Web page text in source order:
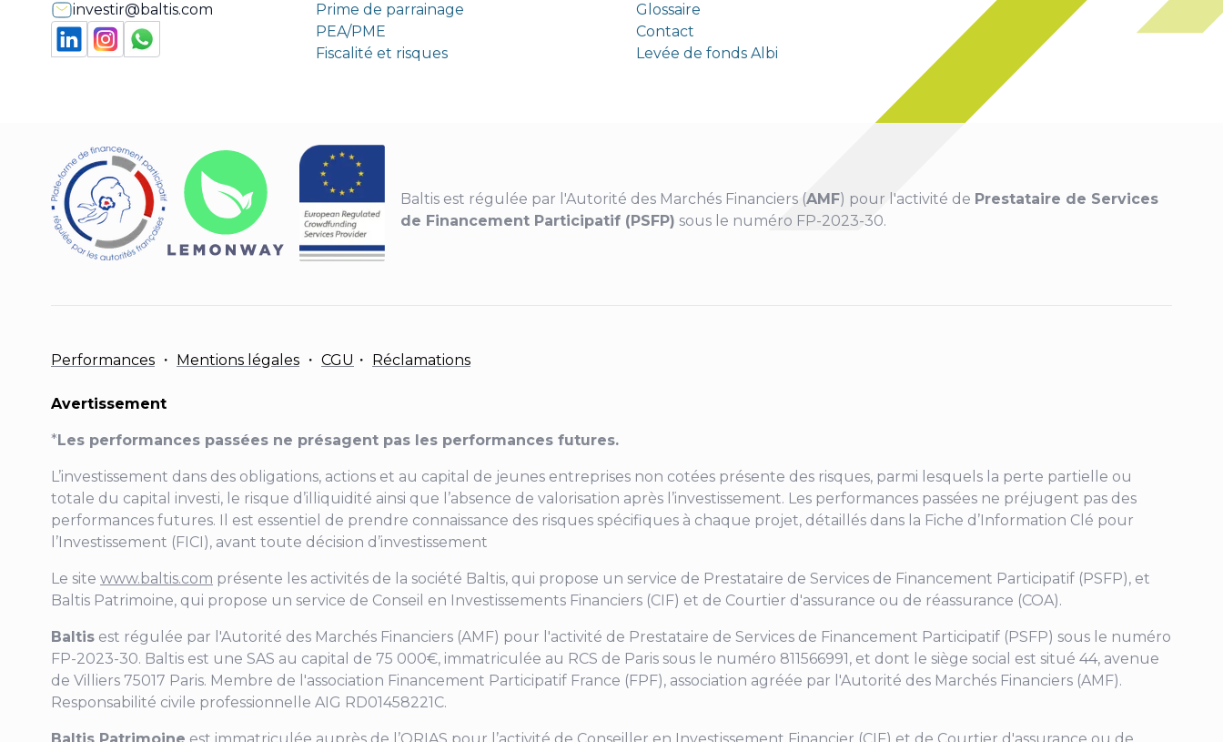
investir@baltis.com
Prime de parrainage
PEA/PME
Fiscalité et risques
Glossaire
Contact
Levée de fonds Albi
Baltis est régulée par l'Autorité des Marchés Financiers (AMF) pour l'activité de Prestataire de Services
de Financement Participatif (PSFP) sous le numéro FP-2023-30.
Performances ・ Mentions légales ・ CGU ・ Réclamations
Avertissement
*Les performances passées ne présagent pas les performances futures.
L’investissement dans des obligations, actions et au capital de jeunes entreprises non cotées présente des risques, parmi lesquels la perte partielle ou
totale du capital investi, le risque d’illiquidité ainsi que l’absence de valorisation après l’investissement. Les performances passées ne préjugent pas des
performances futures. Il est essentiel de prendre connaissance des risques spécifiques à chaque projet, détaillés dans la Fiche d’Information Clé pour
l’Investissement (FICI), avant toute décision d’investissement
Le site www.baltis.com présente les activités de la société Baltis, qui propose un service de Prestataire de Services de Financement Participatif (PSFP), et
Baltis Patrimoine, qui propose un service de Conseil en Investissements Financiers (CIF) et de Courtier d'assurance ou de réassurance (COA).
Baltis est régulée par l'Autorité des Marchés Financiers (AMF) pour l'activité de Prestataire de Services de Financement Participatif (PSFP) sous le numéro
FP-2023-30. Baltis est une SAS au capital de 75 000€, immatriculée au RCS de Paris sous le numéro 811566991, et dont le siège social est situé 44, avenue
de Villiers 75017 Paris. Membre de l'association Financement Participatif France (FPF), association agréée par l'Autorité des Marchés Financiers (AMF).
Responsabilité civile professionnelle AIG RD01458221C.